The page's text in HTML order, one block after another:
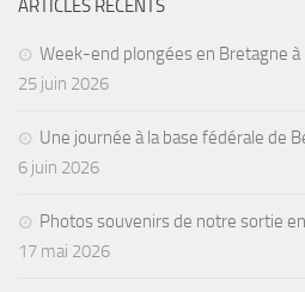
AUDIOVISUEL
Photo
Vidéo
Peinture
NAGE
NAP / NEV
Agenda
ARTICLES RÉCENTS
Week-end plongées en Bretagne à
25 juin 2026
Une journée à la base fédérale de
6 juin 2026
Photos souvenirs de notre sortie
17 mai 2026